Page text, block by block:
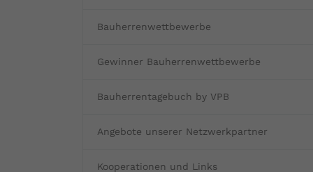
Bauherrenwettbewerbe
Gewinner Bauherrenwettbewerbe
Bauherrentagebuch by VPB
Angebote unserer Netzwerkpartner
Kooperationen und Links